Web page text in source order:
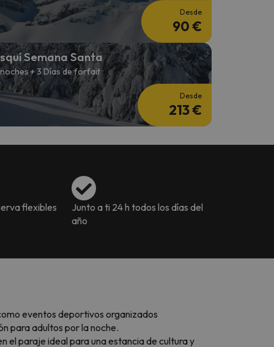
Desde
90 €
Semana Santa
+ 3 Días de forfait
Desde
213 €
flexibles
Junto a ti 24 h todos los días del
año
eventos deportivos organizados
para adultos por la noche.
el paraje ideal para una estancia de cultura y